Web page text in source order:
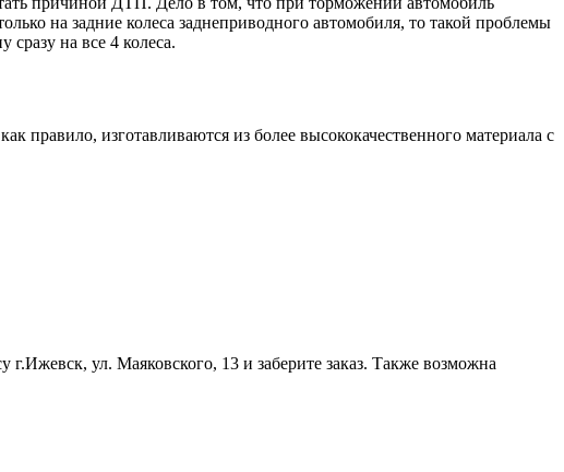
на задние колеса заднеприводного автомобиля, то такой проблемы
сразу на все 4 колеса.
правило, изготавливаются из более высококачественного материала с
ул. Маяковского, 13 и заберите заказ. Также возможна